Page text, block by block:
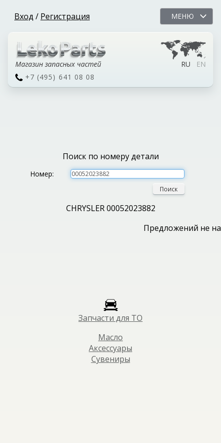
Вход / Регистрация МЕНЮ
Магазин запасных частей RU
EN
+7 (495) 641 08 08
Поиск по номеру детали
Номер:
Поиск
CHRYSLER 00052023882
Предложений не
Запчасти для ТО
Масло
Аксессуары
Сувениры